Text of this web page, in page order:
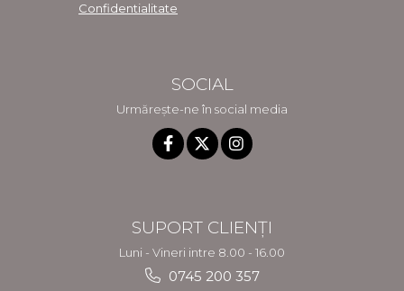
Confidentialitate
SOCIAL
Urmărește-ne în social media
SUPORT CLIENȚI
Luni - Vineri intre 8.00 - 16.00
0745 200 357